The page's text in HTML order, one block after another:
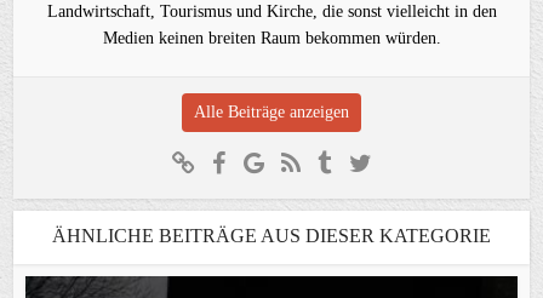
Landwirtschaft, Tourismus und Kirche, die sonst vielleicht in den
Medien keinen breiten Raum bekommen würden.
Alle Beiträge anzeigen
ÄHNLICHE BEITRÄGE AUS DIESER KATEGORIE